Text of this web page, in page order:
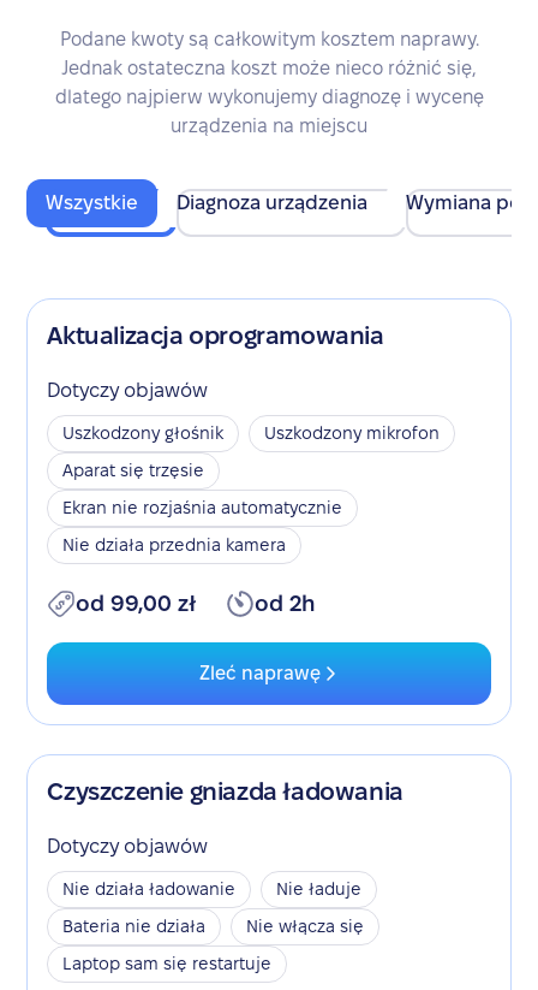
Podane kwoty są całkowitym kosztem naprawy.
Jednak ostateczna koszt może nieco różnić się,
dlatego najpierw wykonujemy diagnozę i wycenę
urządzenia na miejscu
Wszystkie Diagnoza urządzenia Wymiana
Aktualizacja oprogramowania
Dotyczy objawów
Uszkodzony głośnik
Uszkodzony mikrofon
Aparat się trzęsie
Ekran nie rozjaśnia automatycznie
Nie działa przednia kamera
od 99,00 zł od 2h
Zleć naprawę
Czyszczenie gniazda ładowania
Dotyczy objawów
Nie działa ładowanie
Nie ładuje
Bateria nie działa
Nie włącza się
Laptop sam się restartuje